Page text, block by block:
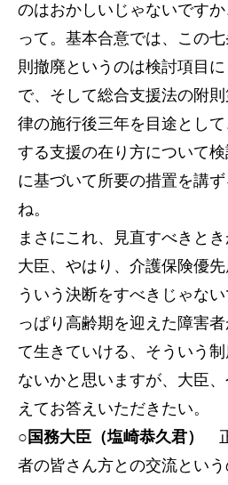
のはおかしいじゃないです
って。基本合意では、この
則撤廃というのは検討項目
で、そして総合支援法の附
律の施行後三年を目途とし
する支援の在り方について
に基づいて所要の措置を講
ね。
まさにこれ、見直すべきとき
大臣、やはり、介護保険優
ういう決断をすべきじゃな
っぱり高齢期を迎えた障害
て生きていける、そういう
ないかと思いますが、大臣
えてお答えいただきたい。
○国務大臣（塩崎恭久君）
者の皆さん方との交流とい